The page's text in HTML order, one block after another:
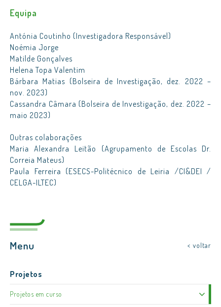
Equipa
Antónia Coutinho (Investigadora Responsável)
Noémia Jorge
Matilde Gonçalves
Helena Topa Valentim
Bárbara Matias (Bolseira de Investigação, dez. 2022 –
nov. 2023)
Cassandra Câmara (Bolseira de Investigação, dez. 2022 –
maio 2023)
Outras colaborações
Maria Alexandra Leitão (Agrupamento de Escolas Dr.
Correia Mateus)
Paula Ferreira (ESECS-Politécnico de Leiria /CI&DEI /
CELGA-ILTEC)
Menu < voltar
Projetos
Projetos em curso